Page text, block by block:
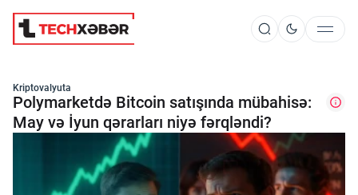
Süni İntellekt
Elm və Kosmos
Kriptovalyuta
Polymarketdə Bitcoin satışında mübahisə:
May və İyun qərarları niyə fərqləndi?